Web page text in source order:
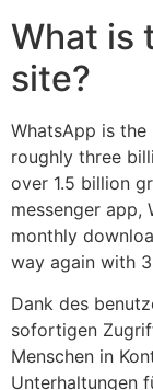
What is
site?
WhatsApp is
roughly three
over 1.5 billion
messenger app,
monthly
way again with
Dank des
sofortigen
Menschen in
Unterhaltungen